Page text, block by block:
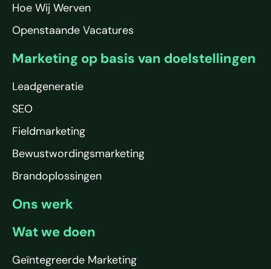
Hoe Wij Werven
Openstaande Vacatures
Marketing op basis van doelstellingen
Leadgeneratie
SEO
Fieldmarketing
Bewustwordingsmarketing
Brandoplossingen
Ons werk
Wat we doen
Geïntegreerde Marketing